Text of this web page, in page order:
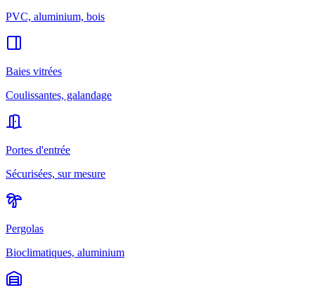
PVC, aluminium, bois
Baies vitrées
Coulissantes, galandage
Portes d'entrée
Sécurisées, sur mesure
Pergolas
Bioclimatiques, aluminium